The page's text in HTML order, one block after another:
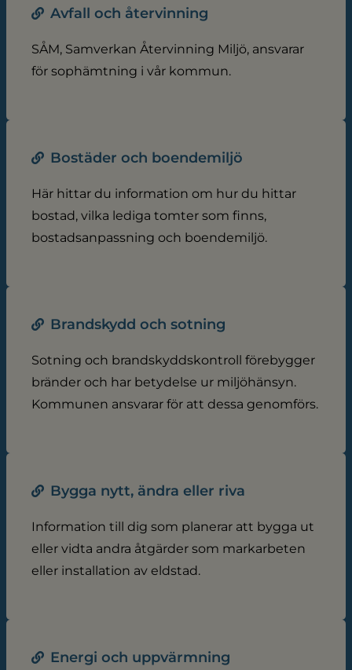
Avfall och återvinning
SÅM, Samverkan Återvinning Miljö, ansvarar
för sophämtning i vår kommun.
Bostäder och boendemiljö
Här hittar du information om hur du hittar
bostad, vilka lediga tomter som finns,
bostadsanpassning och boendemiljö.
Brandskydd och sotning
Sotning och brandskyddskontroll förebygger
bränder och har betydelse ur miljöhänsyn.
Kommunen ansvarar för att dessa genomförs.
Bygga nytt, ändra eller riva
Information till dig som planerar att bygga ut
eller vidta andra åtgärder som markarbeten
eller installation av eldstad.
Energi och uppvärmning